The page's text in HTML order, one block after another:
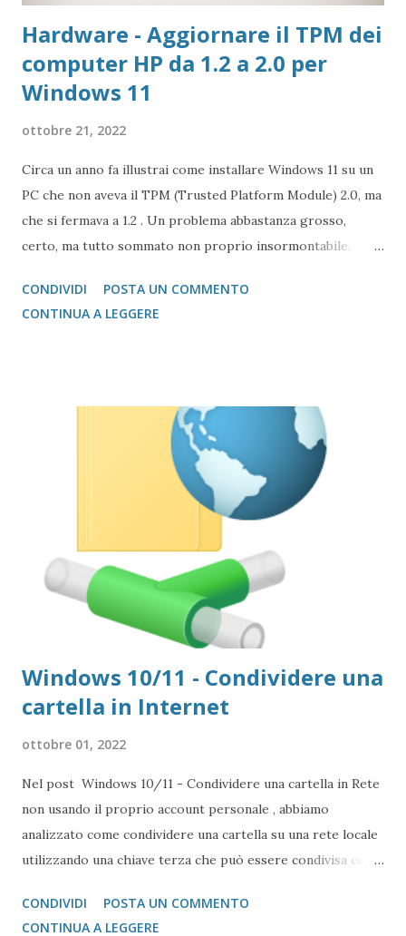
Hardware - Aggiornare il TPM dei
computer HP da 1.2 a 2.0 per
Windows 11
ottobre 21, 2022
Circa un anno fa illustrai come installare Windows 11 su un
PC che non aveva il TPM (Trusted Platform Module) 2.0, ma
che si fermava a 1.2 . Un problema abbastanza grosso,
certo, ma tutto sommato non proprio insormontabile.
possono upgradare il firmware del dispositivo da 1.2 a 2.0,
attraverso una procedura non proprio semplice, ma
CONDIVIDI
POSTA UN COMMENTO
CONTINUA A LEGGERE
Windows 10/11 - Condividere una
cartella in Internet
ottobre 01, 2022
Nel post Windows 10/11 - Condividere una cartella in Rete
non usando il proprio account personale , abbiamo
analizzato come condividere una cartella su una rete locale
utilizzando una chiave terza che può essere condivisa con
E' ovvio che da molti anni a questa parte, da quando le line
CONDIVIDI
POSTA UN COMMENTO
CONTINUA A LEGGERE